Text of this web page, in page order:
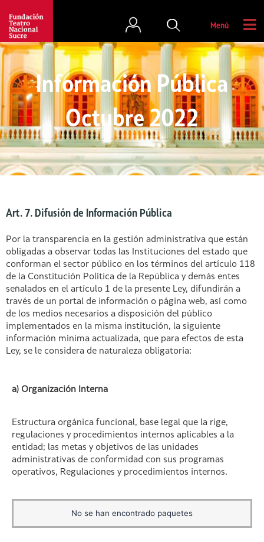
Menú
Información Pública
Octubre 2022
Art. 7. Difusión de Información Pública
Por la transparencia en la gestión administrativa que están
obligadas a observar todas las Instituciones del estado que
conforman el sector público en los términos del artículo 118
de la Constitución Política de la República y demás entes
señalados en el artículo 1 de la presente Ley, difundirán a
través de un portal de información o página web, así como
de los medios necesarios a disposición del público
implementados en la misma institución, la siguiente
información mínima actualizada, que para efectos de esta
Ley, se le considera de naturaleza obligatoria:
a) Organización Interna
Estructura orgánica funcional, base legal que la rige,
regulaciones y procedimientos internos aplicables a la
entidad; las metas y objetivos de las unidades
administrativas de conformidad con sus programas
operativos, Regulaciones y procedimientos internos.
No se han encontrado paquetes